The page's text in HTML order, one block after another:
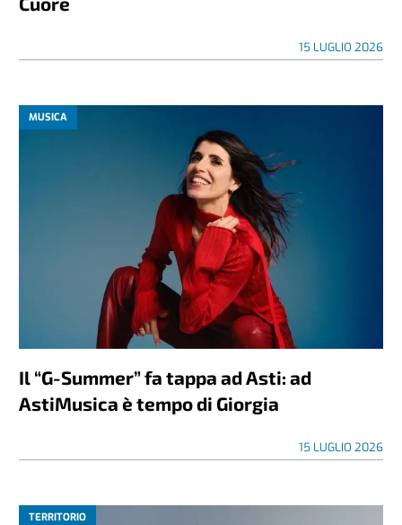
15 LUGLIO 2026
MUSICA
Il “G-Summer” fa tappa ad Asti: ad
AstiMusica è tempo di Giorgia
15 LUGLIO 2026
TERRITORIO